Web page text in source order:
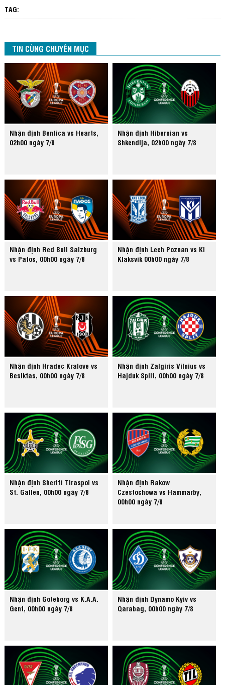
TAG:
TIN CÙNG CHUYÊN MỤC
Nhận định Benfica vs Hearts,
02h00 ngày 7/8
Nhận định Hibernian vs
Shkendija, 02h00 ngày 7/8
Nhận định Red Bull Salzburg
vs Pafos, 00h00 ngày 7/8
Nhận định Lech Poznan vs KI
Klaksvik 00h00 ngày 7/8
Nhận định Hradec Kralove vs
Besiktas, 00h00 ngày 7/8
Nhận định Zalgiris Vilnius vs
Hajduk Split, 00h00 ngày 7/8
Nhận định Sheriff Tiraspol vs
St. Gallen, 00h00 ngày 7/8
Nhận định Rakow
Czestochowa vs Hammarby,
00h00 ngày 7/8
Nhận định Goteborg vs K.A.A.
Gent, 00h00 ngày 7/8
Nhận định Dynamo Kyiv vs
Qarabag, 00h00 ngày 7/8